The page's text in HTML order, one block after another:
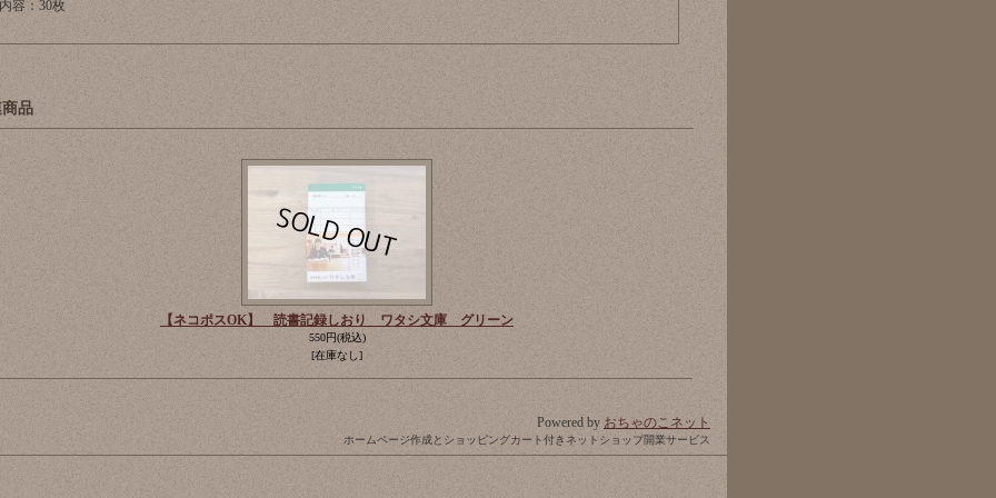
内容：30枚
品
【ネコポスOK】 読書記録しおり ワタシ文庫 グリーン
550円(税込)
[在庫なし]
Powered by おちゃのこネット
ホームページ作成とショッピングカート付きネットショップ開業サービス